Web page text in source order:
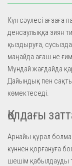
Күн сәулесі
денсаулыққа зиян
қыздыруға,
маңайда ағаш не
Мұндай жағдайда
Дайындық пен
көмектеседі.
Қолдағы
Арнайы құрал
күннен қорғануға
шешім қабылдауды